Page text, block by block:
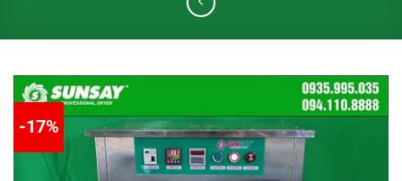
-17%